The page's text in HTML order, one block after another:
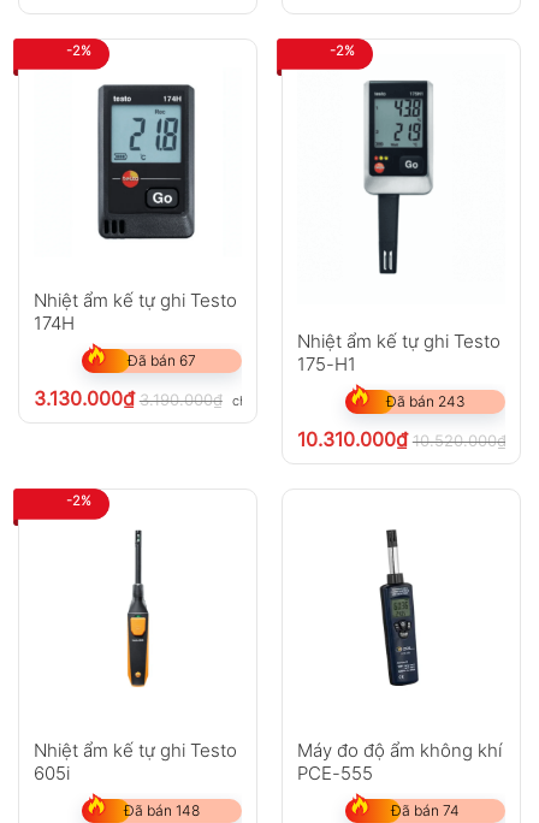
-2%
Nhiệt ẩm kế tự ghi Testo
174H
Đã bán 67
3.130.000₫ 3.190.000₫ chưa VAT 8%
-2%
Nhiệt ẩm kế tự ghi Testo
175-H1
Đã bán 243
10.310.000₫ 10.520.000₫
-2%
Nhiệt ẩm kế tự ghi Testo
605i
Đã bán 148
Máy đo độ ẩm không khí
PCE-555
Đã bán 74